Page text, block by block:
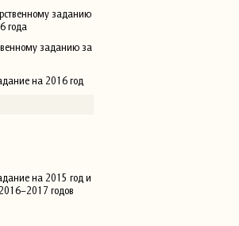
заданию
года
заданию за
на 2016 год
на 2015 год и
годов